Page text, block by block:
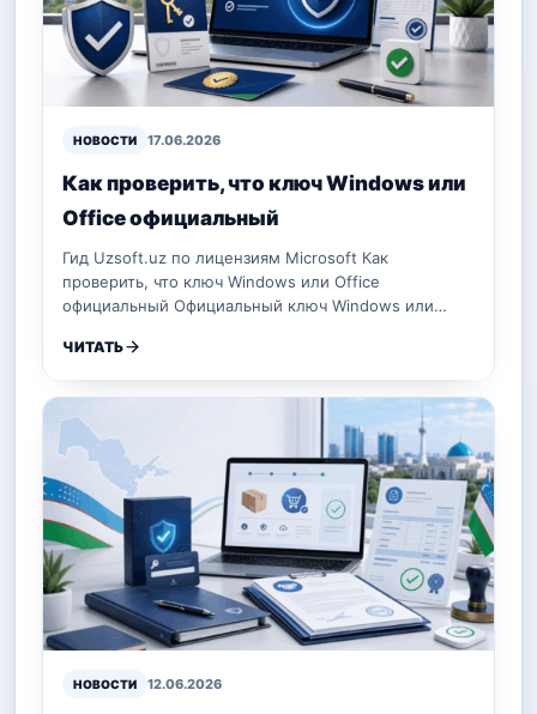
НОВОСТИ 17.06.2026
Как проверить, что ключ Windows или
Office официальный
Гид Uzsoft.uz по лицензиям Microsoft Как
проверить, что ключ Windows или Office
официальный Официальный ключ Windows или…
ЧИТАТЬ
НОВОСТИ 12.06.2026